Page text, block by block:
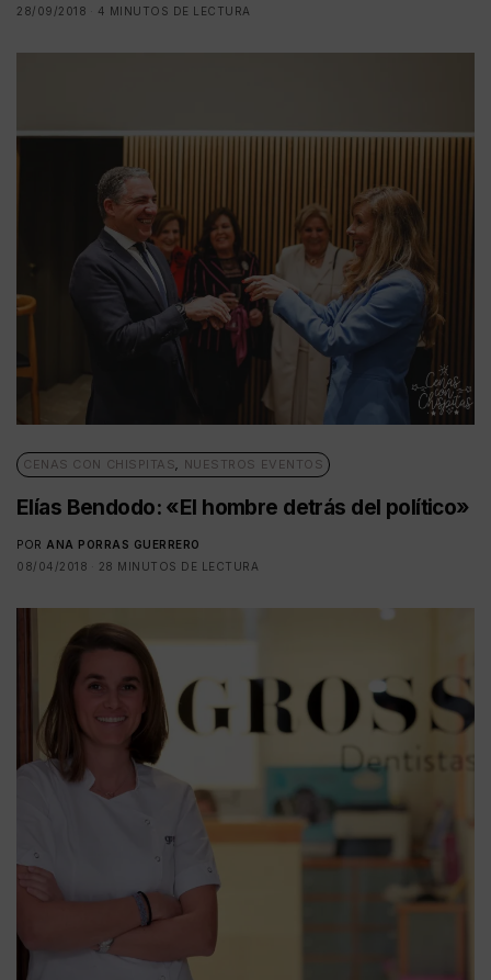
28/09/2018
4 MINUTOS DE LECTURA
CENAS CON CHISPITAS, NUESTROS EVENTOS
Elías Bendodo: «El hombre detrás del político»
POR ANA PORRAS GUERRERO
08/04/2018
28 MINUTOS DE LECTURA